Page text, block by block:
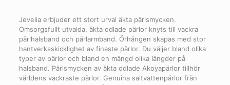
Jevelia erbjuder ett stort urval äkta pärlsmycken.
Omsorgsfullt utvalda, äkta odlade pärlor knyts till vackra
pärlhalsband och pärlarmband. Örhängen skapas med stor
hantverksskicklighet av finaste pärlor. Du väljer bland olika
typer av pärlor och bland en mängd olika längder på
halsband. Pärlsmycken av äkta odlade Akoyapärlor tillhör
världens vackraste pärlor. Genuina saltvattenpärlor från